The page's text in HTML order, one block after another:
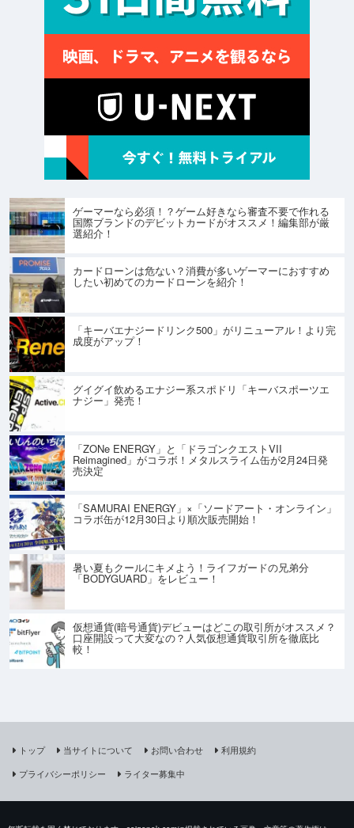
ゲーマーなら必須！？ゲーム好きなら審査不要で作れる
国際ブランドのデビットカードがオススメ！編集部が厳
選紹介！
カードローンは危ない？消費が多いゲーマーにおすすめ
したい初めてのカードローンを紹介！
「キーバエナジードリンク500」がリニューアル！より完
成度がアップ！
グイグイ飲めるエナジー系スポドリ「キーバスポーツエ
ナジー」発売！
「ZONe ENERGY」と「ドラゴンクエストVII
Reimagined」がコラボ！メタルスライム缶が2月24日発
売決定
「SAMURAI ENERGY」×「ソードアート・オンライン」
コラボ缶が12月30日より順次販売開始！
暑い夏もクールにキメよう！ライフガードの兄弟分
「BODYGUARD」をレビュー！
仮想通貨(暗号通貨)デビューはどこの取引所がオススメ？
口座開設って大変なの？人気仮想通貨取引所を徹底比
較！
トップ 当サイトについて お問い合わせ
利用規約
プライバシーポリシー
ライター募集中